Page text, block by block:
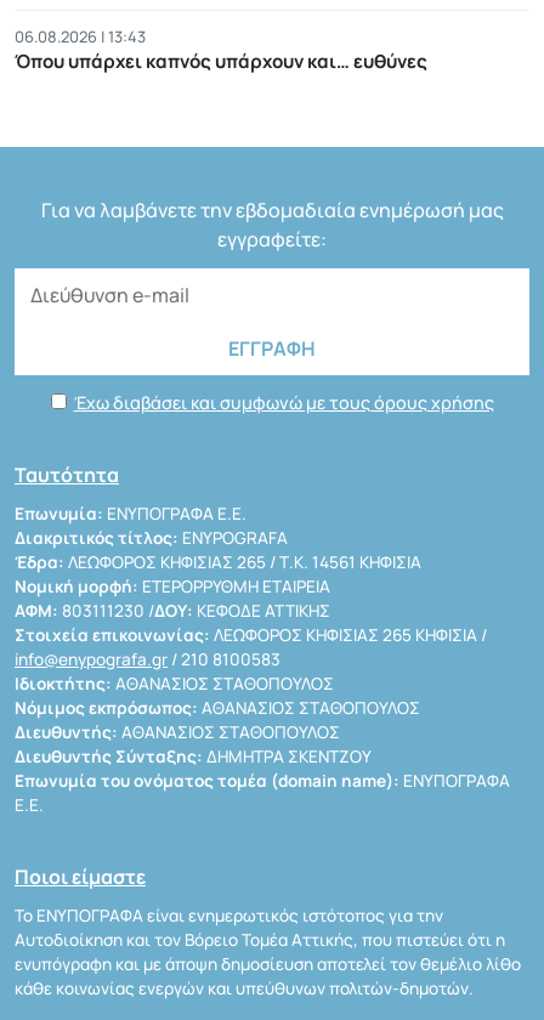
06.08.2026 | 13:43
Όπου υπάρχει καπνός υπάρχουν και… ευθύνες
Για να λαμβάνετε την εβδομαδιαία ενημέρωσή μας
εγγραφείτε:
Έχω διαβάσει και συμφωνώ με τους όρους χρήσης
Ταυτότητα
Επωνυμία: ΕΝΥΠΟΓΡΑΦΑ Ε.Ε.
Διακριτικός τίτλος: ENYPOGRAFA
Έδρα: ΛΕΩΦΟΡΟΣ ΚΗΦΙΣΙΑΣ 265 / Τ.Κ. 14561 ΚΗΦΙΣΙΑ
Νομική μορφή: ΕΤΕΡΟΡΡΥΘΜΗ ΕΤΑΙΡΕΙΑ
ΑΦΜ: 803111230 /ΔΟΥ: ΚΕΦΟΔΕ ΑΤΤΙΚΗΣ
Στοιχεία επικοινωνίας: ΛΕΩΦΟΡΟΣ ΚΗΦΙΣΙΑΣ 265 ΚΗΦΙΣΙΑ /
info@enypografa.gr / 210 8100583
Ιδιοκτήτης: ΑΘΑΝΑΣΙΟΣ ΣΤΑΘΟΠΟΥΛΟΣ
Νόμιμος εκπρόσωπος: ΑΘΑΝΑΣΙΟΣ ΣΤΑΘΟΠΟΥΛΟΣ
Διευθυντής: ΑΘΑΝΑΣΙΟΣ ΣΤΑΘΟΠΟΥΛΟΣ
Διευθυντής Σύνταξης: ΔΗΜΗΤΡΑ ΣΚΕΝΤΖΟΥ
Επωνυμία του ονόματος τομέα (domain name): ΕΝΥΠΟΓΡΑΦΑ
Ε.Ε.
Ποιοι είμαστε
Το ΕΝΥΠΟΓΡΑΦΑ είναι ενημερωτικός ιστότοπος για την
Αυτοδιοίκηση και τον Βόρειο Τομέα Αττικής, που πιστεύει ότι η
ενυπόγραφη και με άποψη δημοσίευση αποτελεί τον θεμέλιο λίθο
κάθε κοινωνίας ενεργών και υπεύθυνων πολιτών-δημοτών.